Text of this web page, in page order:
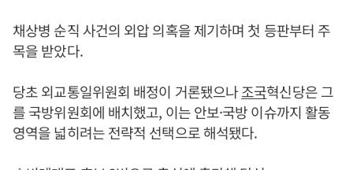
채상병 순직 사건의 외압 의혹을 제기하며 첫 등판부터 주
목을 받았다.
당초 외교통일위원회 배정이 거론됐으나조국혁신당은 그
를 국방위원회에 배치했고, 이는 안보·국방 이슈까지 활동
영역을 넓히려는 전략적 선택으로 해석됐다.